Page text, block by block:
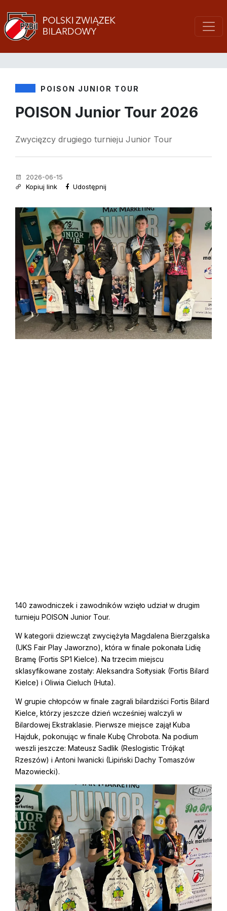
POISON JUNIOR TOUR
POISON Junior Tour 2026
Zwycięzcy drugiego turnieju Junior Tour
2026-06-15
Kopiuj link
Udostępnij
140 zawodniczek i zawodników wzięło udział w drugim
turnieju POISON Junior Tour.
W kategorii dziewcząt zwyciężyła Magdalena Bierzgalska
(UKS Fair Play Jaworzno), która w finale pokonała Lidię
Bramę (Fortis SP1 Kielce). Na trzecim miejscu
sklasyfikowane zostały: Aleksandra Sołtysiak (Fortis Bilard
Kielce) i Oliwia Cieluch (Huta).
W grupie chłopców w finale zagrali bilardziści Fortis Bilard
Kielce, którzy jeszcze dzień wcześniej walczyli w
Bilardowej Ekstraklasie. Pierwsze miejsce zajął Kuba
Hajduk, pokonując w finale Kubę Chrobota. Na podium
weszli jeszcze: Mateusz Sadlik (Reslogistic Trójkąt
Rzeszów) i Antoni Iwanicki (Lipiński Dachy Tomaszów
Mazowiecki).